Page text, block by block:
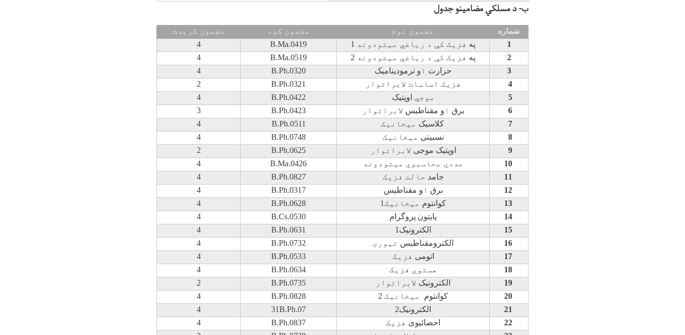
ب- د مسلکي مضامينو جدول
شماره مضمون نوم مضمون کود
مضمون کريدت
1
په فزيک کې د رياضي ميتودونه 1
B.Ma.0419
4
2
په فزيک کې د رياضي ميتودونه 2
B.Ma.0519
4
3
حرارت ا و ترمودینامیک B.Ph.0320
4
4
فزیک اساسات لابراتوار B.Ph.0321
2
5
موجي اوپتیک B.Ph.0422
4
6
برق ا و مقناطیس لابراتوار B.Ph.0423
3
7
کلاسیک ميخانيک B.Ph.0511
4
8
نسبیتی ميخانيک B.Ph.0748
4
9
اوپتیک موجی لابراتوار B.Ph.0625
2
10
عددي محاسبوي ميتودونه B.Ma.0426
4
11
جامد حالت فزيک B.Ph.0827
4
12
برق ا و مقناطیس B.Ph.0317
4
13
کوانتوم ميخانيک1
B.Ph.0628
4
14
پایتون پروگرام B.Cs.0530
4
15
الکترونیک1 B.Ph.0631
4
16
الکترومقناطیس تيوری B.Ph.0732
4
17
اتومی فزيک B.Ph.0533
4
18
هستوي فزيک B.Ph.0634
4
19
الکترونیک لابراتوار B.Ph.0735
2
20
کوانتوم ميخانيک 2
B.Ph.0828
4
21
الکترونیک2 B.Ph.07
31
4
22
احصائیوی فزيک B.Ph.0837
4